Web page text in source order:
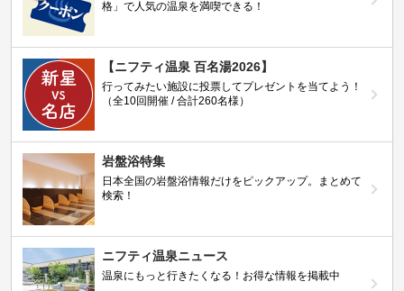
格」で人気の温泉を満喫できる！
【ニフティ温泉 百名湯2026】
行ってみたい施設に投票してプレゼントを当てよう！
（全10回開催 / 合計260名様）
岩盤浴特集
日本全国の岩盤浴情報だけをピックアップ。まとめて
検索！
ニフティ温泉ニュース
温泉にもっと行きたくなる！お得な情報を掲載中